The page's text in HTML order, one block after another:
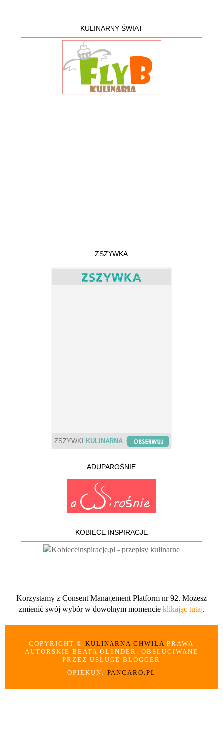
KULINARNY ŚWIAT
ZSZYWKA
ZSZYWKI KULINARNA_CHWILA
ADUPAROŚNIE
KOBIECE INSPIRACJE
Korzystamy z Consent Management Platform nr 92. Możesz
zmienić swój wybór w dowolnym momencie klikając tutaj.
COPYRIGHT ©KULINARNA CHWILAPRAWA
AUTORSKIE BEATA OLENDER. OBSŁUGIWANE
PRZEZ USŁUGĘ BLOGGER
OPIEKUN: PANCARO.PL